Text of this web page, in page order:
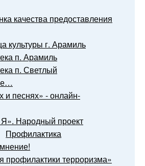
качества предоставления
культуры г. Арамиль
п. Арамиль
п. Светлый
и песнях» - онлайн-
Народный проект
Профилактика
профилактики терроризма»